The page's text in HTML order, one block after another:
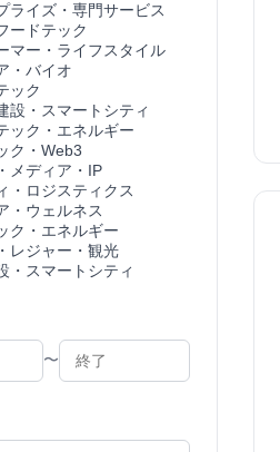
ライズ・専門サービス
ードテック
マー・ライフスタイル
・バイオ
ック
設・スマートシティ
ック・エネルギー
ク・Web3
メディア・IP
・ロジスティクス
・ウェルネス
ク・エネルギー
レジャー・観光
・スマートシティ
〜